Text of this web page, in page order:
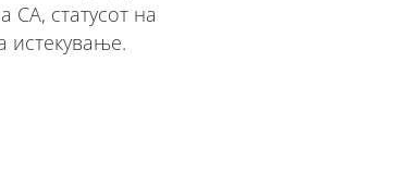
CA, статусот на
истекување.